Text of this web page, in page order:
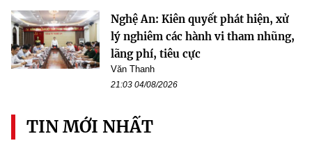
Nghệ An: Kiên quyết phát hiện, xử
lý nghiêm các hành vi tham nhũng,
lãng phí, tiêu cực
Văn Thanh
21:03 04/08/2026
TIN MỚI NHẤT